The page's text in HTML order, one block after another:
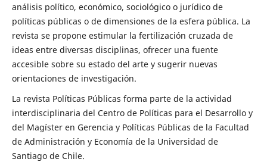
análisis político, económico, sociológico o jurídico de
políticas públicas o de dimensiones de la esfera pública. La
revista se propone estimular la fertilización cruzada de
ideas entre diversas disciplinas, ofrecer una fuente
accesible sobre su estado del arte y sugerir nuevas
orientaciones de investigación.
La revista Políticas Públicas forma parte de la actividad
interdisciplinaria del Centro de Políticas para el Desarrollo y
del Magíster en Gerencia y Políticas Públicas de la Facultad
de Administración y Economía de la Universidad de
Santiago de Chile.